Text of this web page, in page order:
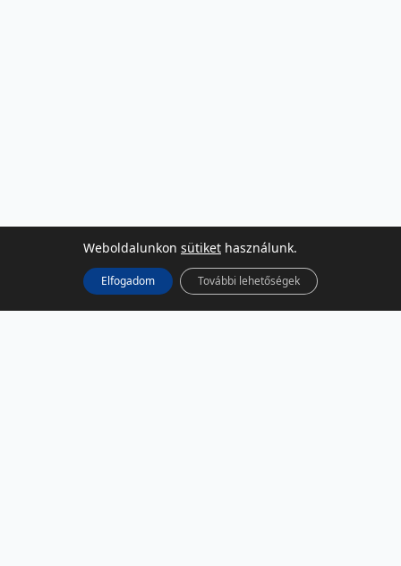
Weboldalunkon sütiket használunk.
Elfogadom További lehetőségek